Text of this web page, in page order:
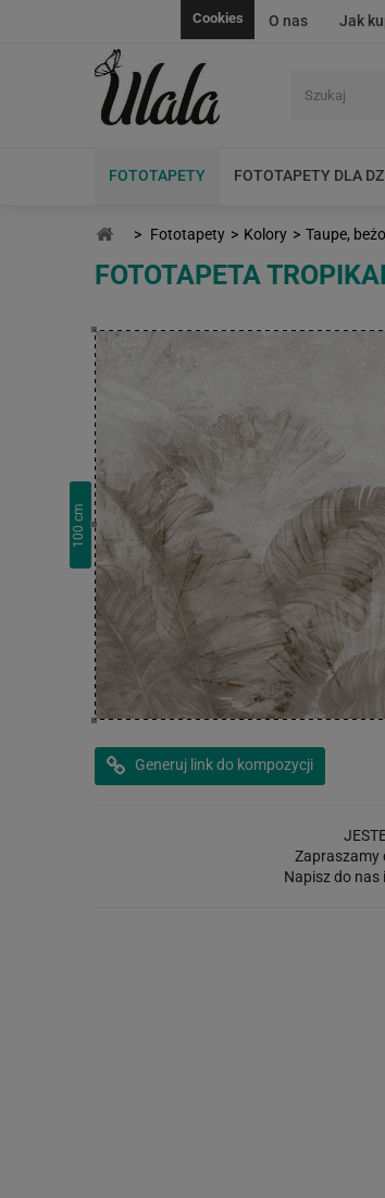
O nas Jak
Cookies
FOTOTAPETY FOTOTAPETY DLA
> Fototapety > Kolory > Taupe,
FOTOTAPETA
100
cm
Generuj link do kompozycji
Zapraszamy
Napisz do nas